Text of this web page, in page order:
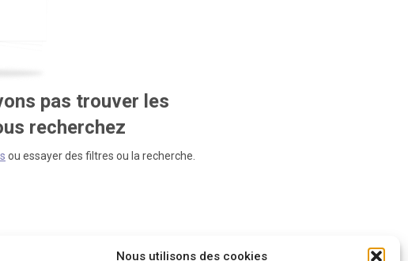
Nous utilisons des cookies
pas trouver les
recherchez
ou essayer des filtres ou la recherche.